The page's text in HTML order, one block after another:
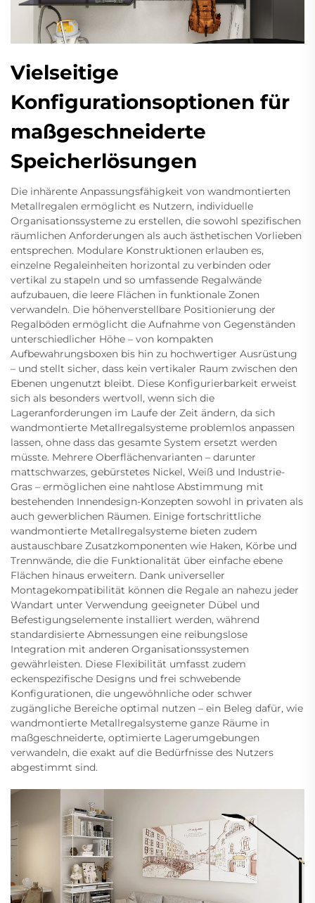
Vielseitige
Konfigurationsoptionen für
maßgeschneiderte
Speicherlösungen
Die inhärente Anpassungsfähigkeit von wandmontierten
Metallregalen ermöglicht es Nutzern, individuelle
Organisationssysteme zu erstellen, die sowohl spezifischen
räumlichen Anforderungen als auch ästhetischen Vorlieben
entsprechen. Modulare Konstruktionen erlauben es,
einzelne Regaleinheiten horizontal zu verbinden oder
vertikal zu stapeln und so umfassende Regalwände
aufzubauen, die leere Flächen in funktionale Zonen
verwandeln. Die höhenverstellbare Positionierung der
Regalböden ermöglicht die Aufnahme von Gegenständen
unterschiedlicher Höhe – von kompakten
Aufbewahrungsboxen bis hin zu hochwertiger Ausrüstung
– und stellt sicher, dass kein vertikaler Raum zwischen den
Ebenen ungenutzt bleibt. Diese Konfigurierbarkeit erweist
sich als besonders wertvoll, wenn sich die
Lageranforderungen im Laufe der Zeit ändern, da sich
wandmontierte Metallregalsysteme problemlos anpassen
lassen, ohne dass das gesamte System ersetzt werden
müsste. Mehrere Oberflächenvarianten – darunter
mattschwarzes, gebürstetes Nickel, Weiß und Industrie-
Gras – ermöglichen eine nahtlose Abstimmung mit
bestehenden Innendesign-Konzepten sowohl in privaten als
auch gewerblichen Räumen. Einige fortschrittliche
wandmontierte Metallregalsysteme bieten zudem
austauschbare Zusatzkomponenten wie Haken, Körbe und
Trennwände, die die Funktionalität über einfache ebene
Flächen hinaus erweitern. Dank universeller
Montagekompatibilität können die Regale an nahezu jeder
Wandart unter Verwendung geeigneter Dübel und
Befestigungselemente installiert werden, während
standardisierte Abmessungen eine reibungslose
Integration mit anderen Organisationssystemen
gewährleisten. Diese Flexibilität umfasst zudem
eckenspezifische Designs und frei schwebende
Konfigurationen, die ungewöhnliche oder schwer
zugängliche Bereiche optimal nutzen – ein Beleg dafür, wie
wandmontierte Metallregalsysteme ganze Räume in
maßgeschneiderte, optimierte Lagerumgebungen
verwandeln, die exakt auf die Bedürfnisse des Nutzers
abgestimmt sind.